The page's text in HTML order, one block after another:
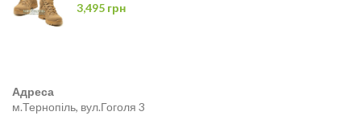
3,495 грн
Адреса
м.Тернопіль, вул.Гоголя 3